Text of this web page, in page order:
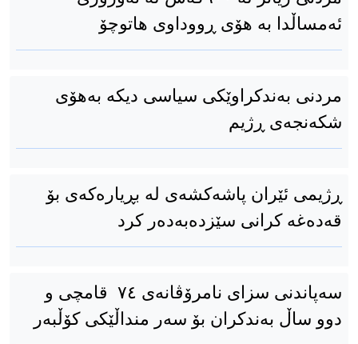
ئەمساڵدا بە هۆی ڕووداوی هاتوچۆ
مردنی بەندکراوێکی سیاسی دیکە بەهۆی
شکەنجەی ڕژیم
ڕژیمی ئێران پاشەکشەی لە بڕیارەکەی بۆ
قەدەغە کرانی سێزدەبەدەر کرد
سەپاندنی سزای نامرۆڤانەی ٧٤ قامچی و
دوو ساڵ بەندکران بۆ سەر منداڵێکی کۆڵبەر